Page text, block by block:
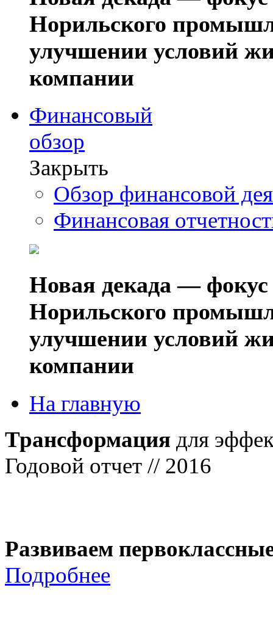
Норильского
улучшении условий
компании
Финансовый
обзор
Закрыть
Обзор финансовой
Финансовая
Новая декада — фокус
Норильского
улучшении условий
компании
На главную
Трансформация для
Годовой отчет // 2016
Развиваем
Подробнее